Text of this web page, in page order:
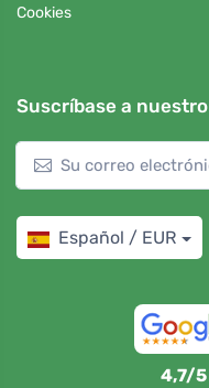
Cookies
Suscríbase a
Español / EUR
4,7/5